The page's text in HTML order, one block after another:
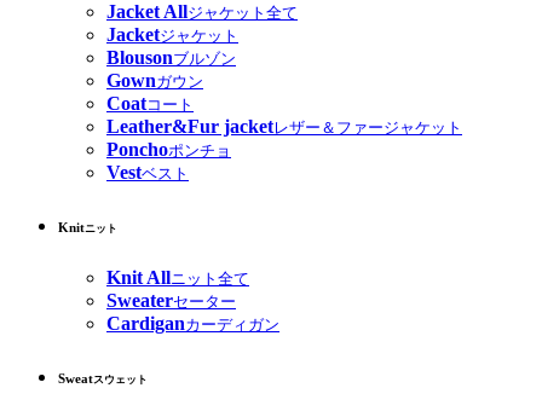
Jacket Allジャケット全て
Jacketジャケット
Blousonブルゾン
Gownガウン
Coatコート
Leather&Fur jacketレザー＆ファージャケット
Ponchoポンチョ
Vestベスト
Knitニット
Knit Allニット全て
Sweaterセーター
Cardiganカーディガン
Sweatスウェット